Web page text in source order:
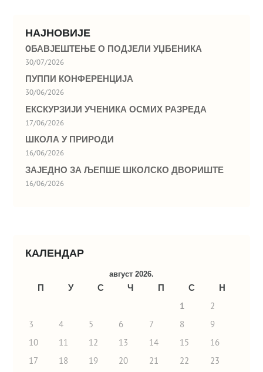
НАЈНОВИЈЕ
OБАВЈЕШТЕЊЕ О ПОДЈЕЛИ УЏБЕНИКА
30/07/2026
ПУППИ КОНФЕРЕНЦИЈА
30/06/2026
ЕКСКУРЗИЈИ УЧЕНИКА ОСМИХ РАЗРЕДА
17/06/2026
ШКОЛА У ПРИРОДИ
16/06/2026
ЗАЈЕДНО ЗА ЉЕПШЕ ШКОЛСКО ДВОРИШТЕ
16/06/2026
КАЛЕНДАР
август 2026.
П У С Ч П С
Н
1
2
3
4 5 6 7 8
9
10
11 12 13 14 15
16
17
18 19 20 21 22
23